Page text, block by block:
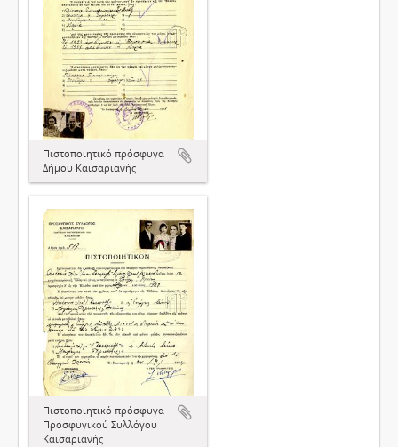
Πιστοποιητικό πρόσφυγα
Δήμου Καισαριανής
Πιστοποιητικό πρόσφυγα
Προσφυγικού Συλλόγου
Καισαριανής